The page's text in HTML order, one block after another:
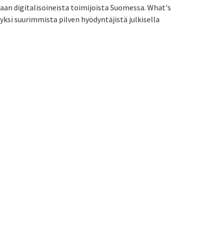
digitalisoineista toimijoista Suomessa. What's
suurimmista pilven hyödyntäjistä julkisella